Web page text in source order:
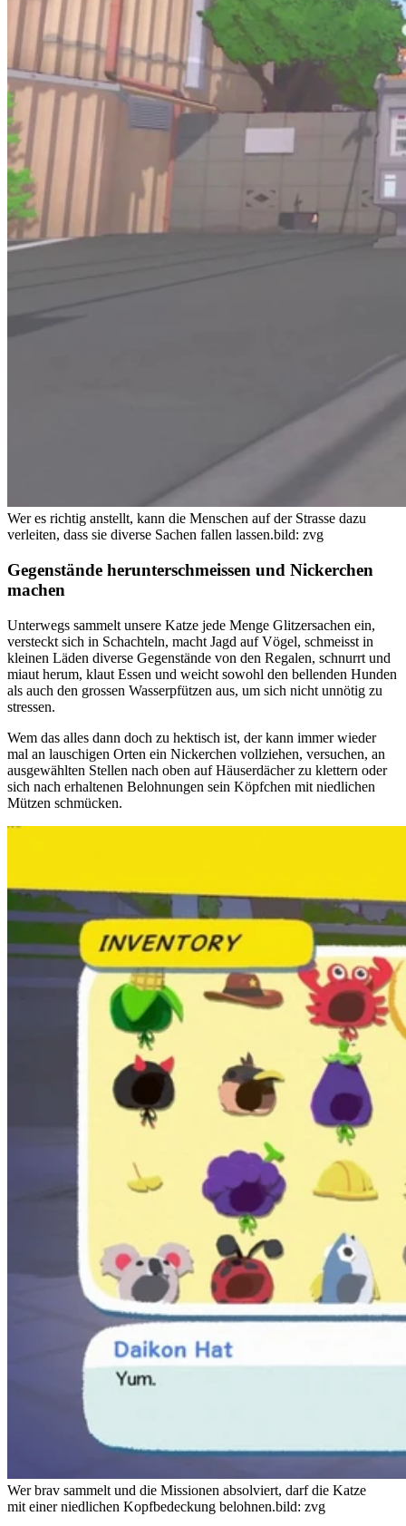
Wer es richtig anstellt, kann die Menschen auf der Strasse dazu
verleiten, dass sie diverse Sachen fallen lassen.bild: zvg
Gegenstände herunterschmeissen und Nickerchen
machen
Unterwegs sammelt unsere Katze jede Menge Glitzersachen ein,
versteckt sich in Schachteln, macht Jagd auf Vögel, schmeisst in
kleinen Läden diverse Gegenstände von den Regalen, schnurrt und
miaut herum, klaut Essen und weicht sowohl den bellenden Hunden
als auch den grossen Wasserpfützen aus, um sich nicht unnötig zu
stressen.
Wem das alles dann doch zu hektisch ist, der kann immer wieder
mal an lauschigen Orten ein Nickerchen vollziehen, versuchen, an
ausgewählten Stellen nach oben auf Häuserdächer zu klettern oder
sich nach erhaltenen Belohnungen sein Köpfchen mit niedlichen
Mützen schmücken.
Wer brav sammelt und die Missionen absolviert, darf die Katze
mit einer niedlichen Kopfbedeckung belohnen.bild: zvg